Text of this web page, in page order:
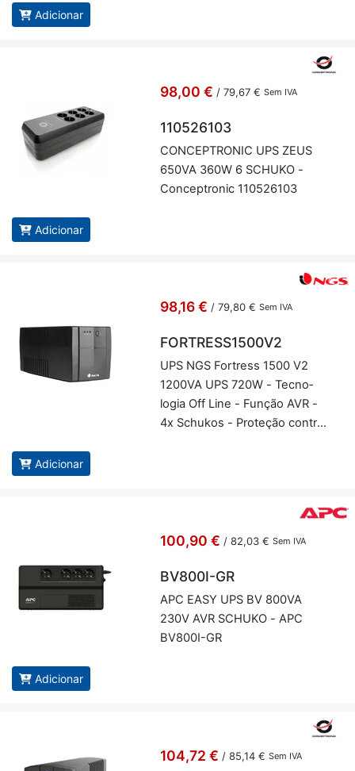
Adicionar
98,00 € / 79,67 € Sem IVA
110526103
CON­CEP­TRONIC UPS ZEUS
650VA 360W 6 SCHUKO -
Con­cep­tronic 110526103
Adicionar
98,16 € / 79,80 € Sem IVA
FORTRESS1500V2
UPS NGS For­tress 1500 V2
1200VA UPS 720W - Tec­no­
logia Off Line - Função AVR -
4x Schukos - Pro­teção contra
Adicionar
100,90 € / 82,03 € Sem IVA
BV800I-GR
APC EASY UPS BV 800VA
230V AVR SCHUKO - APC
BV800I-GR
Adicionar
104,72 € / 85,14 € Sem IVA